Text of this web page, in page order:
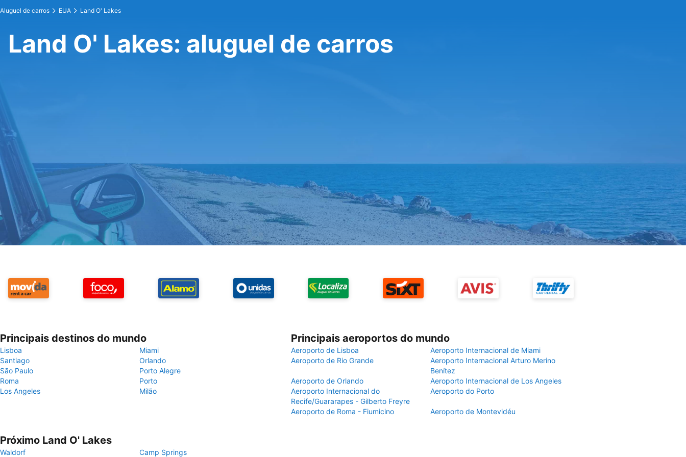
Aluguel de carros EUA Land O' Lakes
Land O' Lakes: aluguel de carros
Principais destinos do mundo
Lisboa
Miami
Santiago
Orlando
São Paulo
Porto Alegre
Roma
Porto
Los Angeles
Milão
Principais aeroportos do mundo
Aeroporto de Lisboa
Aeroporto Internacional de Miami
Aeroporto de Rio Grande
Aeroporto Internacional Arturo Merino
Benítez
Aeroporto de Orlando
Aeroporto Internacional de Los Angeles
Aeroporto Internacional do
Recife/Guararapes - Gilberto Freyre
Aeroporto do Porto
Aeroporto de Roma - Fiumicino Aeroporto de Montevidéu
Próximo Land O' Lakes
Waldorf Camp Springs